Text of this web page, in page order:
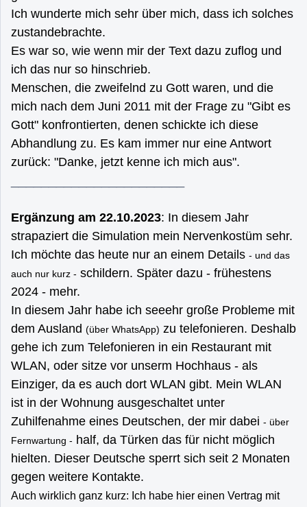
Ich wunderte mich sehr über mich, dass ich solches
zustandebrachte.
Es war so, wie wenn mir der Text dazu zuflog und
ich das nur so hinschrieb.
Menschen, die zweifelnd zu Gott waren, und die
mich nach dem Juni 2011 mit der Frage zu "Gibt es
Gott" konfrontierten, denen schickte ich diese
Abhandlung zu. Es kam immer nur eine Antwort
zurück: "Danke, jetzt kenne ich mich aus".
Ergänzung am 22.10.2023: In diesem Jahr
strapaziert die Simulation mein Nervenkostüm sehr.
Ich möchte das heute nur an einem Details - und das
auch nur kurz - schildern. Später dazu - frühestens
2024 - mehr.
In diesem Jahr habe ich seeehr große Probleme mit
dem Ausland (über WhatsApp) zu telefonieren. Deshalb
gehe ich zum Telefonieren in ein Restaurant mit
WLAN, oder sitze vor unserm Hochhaus - als
Einziger, da es auch dort WLAN gibt. Mein WLAN
ist in der Wohnung ausgeschaltet unter
Zuhilfenahme eines Deutschen, der mir dabei - über
Fernwartung - half, da Türken das für nicht möglich
hielten. Dieser Deutsche sperrt sich seit 2 Monaten
gegen weitere Kontakte.
Auch wirklich ganz kurz: Ich habe hier einen Vertrag mit